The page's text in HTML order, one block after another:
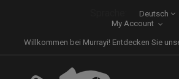
Deutsch
My Account
Willkommen bei Murrayi! Entdecken Sie